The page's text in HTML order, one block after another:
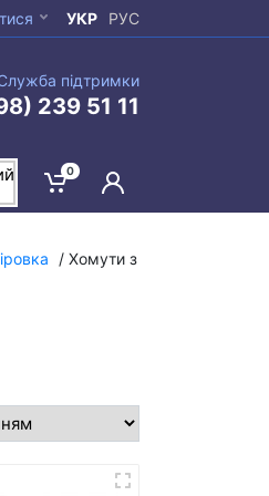
УКР РУС
підтримки
239 51 11
0
/ Хомути з